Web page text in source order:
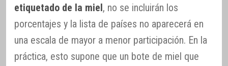
etiquetado de la miel , no se incluirán los
porcentajes y la lista de países no aparecerá en
una escala de mayor a menor participación. En la
práctica, esto supone que un bote de miel que